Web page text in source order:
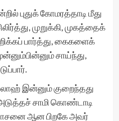
புதுக் கோமரத்தாடி மீது
முறுக்கி, முகத்தைக்
பார்த்து, கைகளைக்
சாய்ந்து,
இன்னும் குறைந்தது
சாமி கொண்டாடி
ஆன பிறகே அவர்